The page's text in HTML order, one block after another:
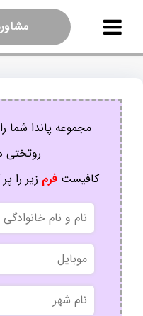
مجموعه پاندا شما
روتختی
کافیستفرم زیر را
نام
و
نام
خانوادگی
موبایل
نام
شهر